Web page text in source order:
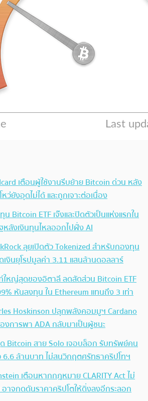
เตือนผู้ใช้งานรีบย้าย Bitcoin ด่วน หลัง
ว่ยังอุดไม่ได้ และถูกเจาะต่อเนื่อง
Bitcoin ETF เจ๊งและปิดตัวเป็นแห่งแรกใน
หลังเงินทุนไหลออกไปฝั่ง AI
ลุยเปิดตัว Tokenized สำหรับกองทุน
เงินยุโรปมูลค่า 3.11 แสนล้านดอลลาร์
ใหญ่สุดของอิตาลี ลดสัดส่วน Bitcoin ETF
หันลงทุน ใน Ethereum แทนถึง 3 เท่า
Hoskinson ปลุกพลังคอมมูฯ Cardano
งการพา ADA กลับมาเป็นผู้ชนะ
Bitcoin สาย Solo เจอบล็อก รับทรัพย์คน
6.6 ล้านบาท ไม่สนวิกฤตศรัทธาคริปโทฯ
เตือนหากกฎหมาย CLARITY Act ไม่
าจกดดันราคาคริปโตให้ดิ่งลงอีกระลอก